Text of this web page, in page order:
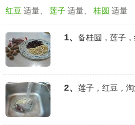
红豆 适量、莲子 适量、桂圆 适量
1、 备桂圆，莲子，
2、 莲子，红豆，淘